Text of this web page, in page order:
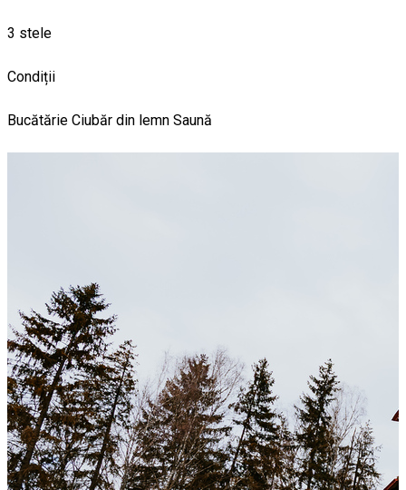
3 stele
Condiții
Bucătărie Ciubăr din lemn Saună